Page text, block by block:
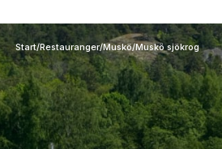
Start/Restauranger/Muskö/Muskö sjökrog